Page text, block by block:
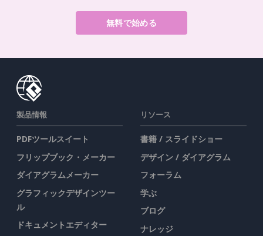
無料で始める
製品情報
PDFツールスイート
フリップブック・メーカー
ダイアグラムメーカー
グラフィックデザインツー
ル
ドキュメントエディター
リソース
書籍 / スライドショー
デザイン / ダイアグラム
フォーラム
学ぶ
ブログ
ナレッジ